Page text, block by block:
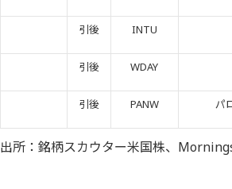
引後 INTU
引後 WDAY
引後 PANW パ
出所：銘柄スカウター米国株、